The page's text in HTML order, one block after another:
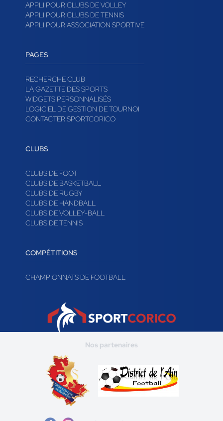
APPLI POUR CLUBS DE VOLLEY
APPLI POUR CLUBS DE TENNIS
APPLI POUR ASSOCIATION SPORTIVE
PAGES
RECHERCHE CLUB
LA GAZETTE DES SPORTS
WIDGETS PERSONNALISÉS
LOGICIEL DE GESTION DE TOURNOI
CONTACTER SPORTCORICO
CLUBS
CLUBS DE FOOT
CLUBS DE BASKETBALL
CLUBS DE RUGBY
CLUBS DE HANDBALL
CLUBS DE VOLLEY-BALL
CLUBS DE TENNIS
COMPÉTITIONS
CHAMPIONNATS DE FOOTBALL
Nos partenaires